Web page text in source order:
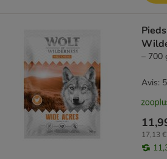
– 700
17,13
Avis: